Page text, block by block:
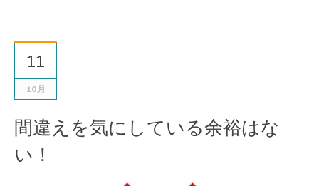
11
10月
間違えを気にしている余裕はな
い！